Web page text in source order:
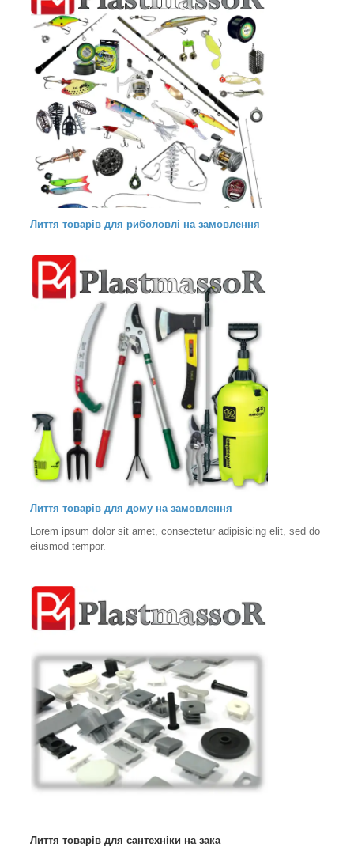
Лиття товарів для риболовлі на замовлення
Лиття товарів для дому на замовлення
Lorem ipsum dolor sit amet, consectetur adipisicing elit, sed do
eiusmod tempor.
Лиття товарів для сантехніки на зака